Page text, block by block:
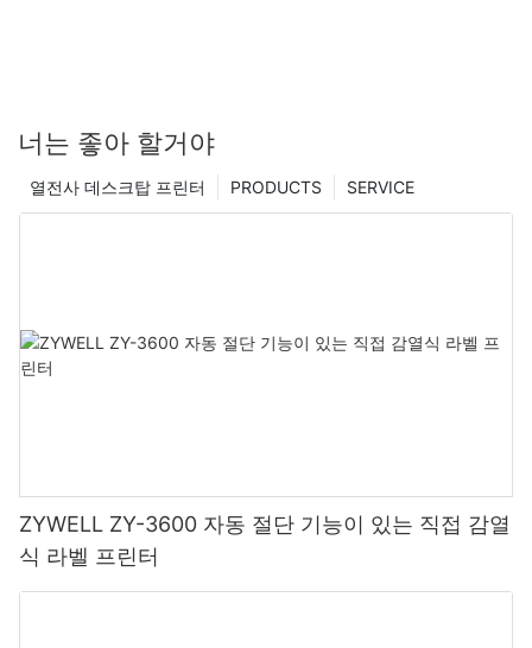
너는 좋아 할거야
SERVICE
PRODUCTS
열전사 데스크탑 프린터
ZYWELL ZY-3600 자동 절단 기능이 있는 직접 감열
식 라벨 프린터